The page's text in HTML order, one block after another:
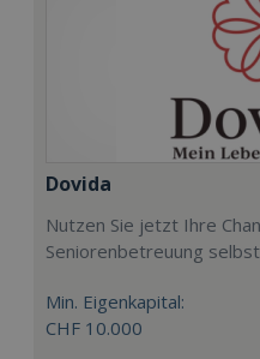
Dovida
Nutzen Sie jetzt Ihre
Seniorenbetreuung
Min. Eigenkapital:
CHF 10.000